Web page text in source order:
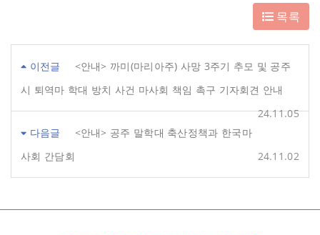
목록
이전글
<안내> 까미(마리아주) 사망 3주기 추모 및 공주
시 퇴역마 학대 방치 사건 마사회 책임 촉구 기자회견 안내
24.11.05
다음글
<안내> 공주 말학대 축산정책과 한국마
사회 간담회
24.11.02